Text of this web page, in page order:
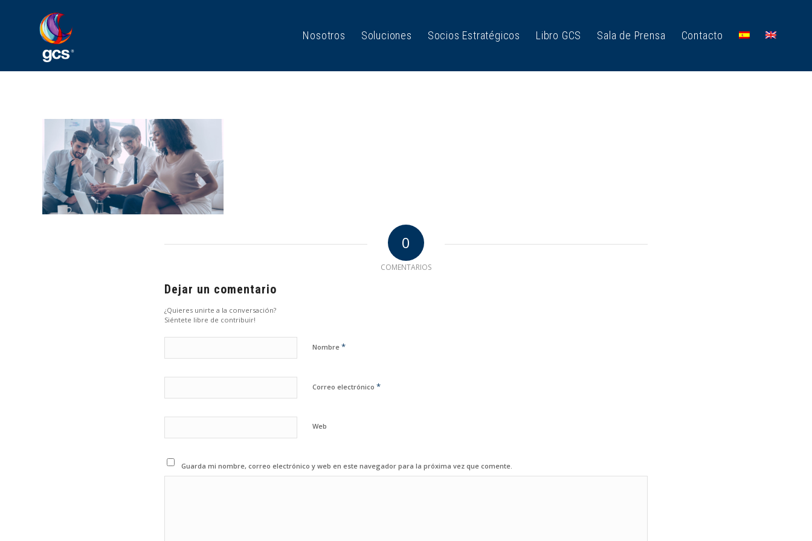
Nosotros Soluciones Socios Estratégicos Libro GCS Sala de Prensa Contacto
0
COMENTARIOS
Dejar un comentario
¿Quieres unirte a la conversación?
Siéntete libre de contribuir!
Nombre *
Correo electrónico *
Web
Guarda mi nombre, correo electrónico y web en este navegador para la próxima vez que comente.